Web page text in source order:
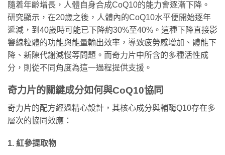
隨着年齡增長，人體自身合成CoQ10的能力會逐漸下降。
研究顯示，在20歲之後，人體內的CoQ10水平便開始逐年
遞減，到40歲時可能已下降約30%至40%。這種下降直接影
響線粒體的功能與能量輸出效率，導致疲勞感增加、體能下
降、新陳代謝減慢等問題。而奇力片中所含的多種活性成
分，則從不同角度為這一過程提供支援。
奇力片的關鍵成分如何與CoQ10協同
奇力片的配方經過精心設計，其核心成分與輔酶Q10存在多
層次的協同效應：
1. 紅參提取物